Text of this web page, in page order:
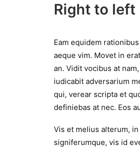
Right to left
Eam equidem
aeque vim. Movet in
an. Vidit vocibus at
iudicabit adversarium
qui, verear scripta et
definiebas at nec. Eos
Vis et melius alterum,
signiferumque, vis id